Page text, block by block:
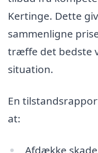
Kertinge. Dette
sammenligne
træffe det bedste
situation.
En
at:
Afdække